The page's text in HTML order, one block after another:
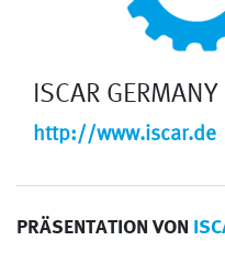
ISCAR
http://www.iscar.de
PRÄSENTATION VON